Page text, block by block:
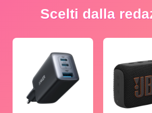
Scelti dalla